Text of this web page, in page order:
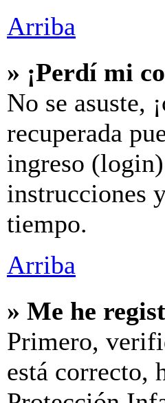
Arriba
» ¡Perdí mi
No se asuste,
recuperada
ingreso
instrucciones
tiempo.
Arriba
» Me he
Primero,
está correcto,